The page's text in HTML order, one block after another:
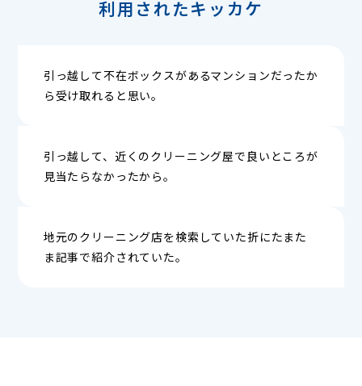
利用されたキッカケ
引っ越して不在ボックスがあるマンションだったか
ら受け取れると思い。
引っ越して、近くのクリーニング屋で良いところが
見当たらなかったから。
地元のクリーニング店を検索していた折にたまた
ま記事で紹介されていた。